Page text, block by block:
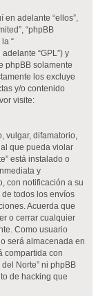
en adelante “ellos”,
“phpBB
“
“GPL”) y
phpBB solamente
los excluye
y/o contenido
visite:
vulgar, difamatorio,
que pueda violar
está instalado o
y
con notificación a su
todos los envíos
Acuerda que
o cerrar cualquier
Como usuario
será almacenada en
compartida con
Norte” ni phpBB
de hacking que